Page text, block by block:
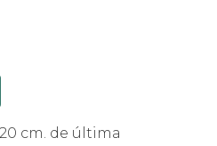
cm. de última